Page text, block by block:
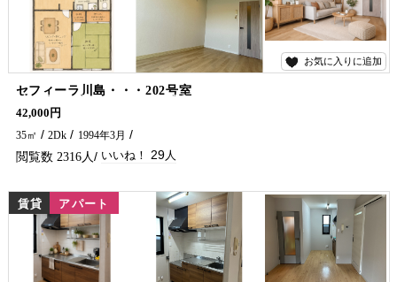
お気に入りに追加
セフィーラ川島・・・202号室
静かな場所でゆったり暮らせる2DK。室内リフォーム済、照明付きの明るい洋室で快適生活♪ インターネット無料、冷蔵庫と洗濯機付で引っ越し後すぐに生活をスタートできます！ さらにコンビニは徒歩圏内。初めての一人暮らしや転勤の方にもおすすめの物件です✨ 是非、五ヶ瀬不動産へお問合せください(^^)/
42,000円
35㎡
2Dk 1994年3月
2316 29
賃貸 アパート